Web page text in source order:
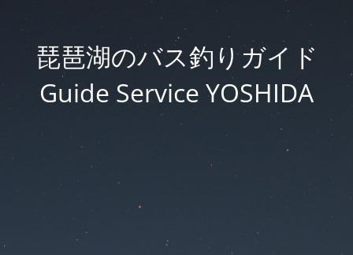
琵琶湖のバス釣りガイド
Guide Service YOSHIDA